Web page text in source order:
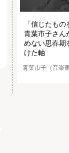
「信じたもの
青葉市子さん
めない思春期
けた軸
青葉市子（音楽家